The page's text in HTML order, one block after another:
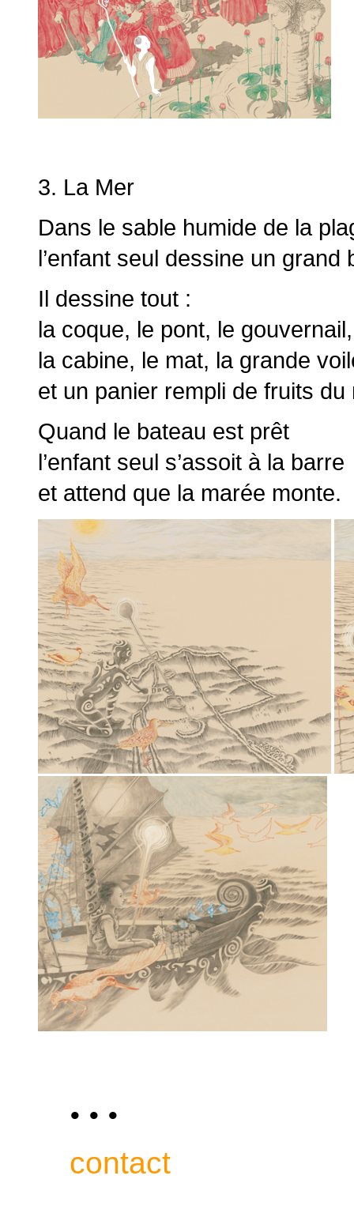
3. La Mer
Dans le sable humide de la
l’enfant seul dessine un grand
Il dessine tout :
la coque, le pont, le gouvernail,
la cabine, le mat, la grande
et un panier rempli de fruits du
Quand le bateau est prêt
l’enfant seul s’assoit à la barre
et attend que la marée monte.
• • •
contact